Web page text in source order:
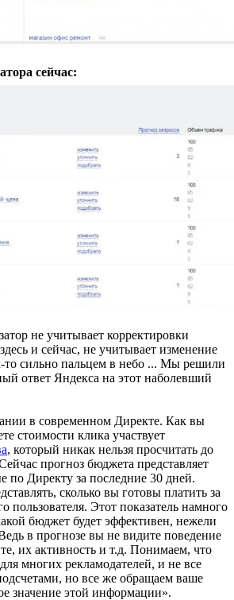
сейчас:
не учитывает корректировки
и сейчас, не учитывает изменение
то сильно пальцем в небо ... Мы решили
ответ Яндекса на этот наболевший
в современном Директе. Как вы
стоимости клика участвует
, который никак нельзя просчитать до
прогноз бюджета представляет
по Директу за последние 30 дней.
сколько вы готовы платить за
пользователя. Этот показатель намного
бюджет будет эффективен, нежели
в прогнозе вы не видите поведение
их активность и т.д. Понимаем, что
многих рекламодателей, и не все
но все же обращаем ваше
значение этой информации».